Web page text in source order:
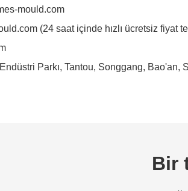
mould.com
(24 saat içinde hızlı ücretsiz fiyat
Parkı, Tantou, Songgang, Bao'an,
Bir